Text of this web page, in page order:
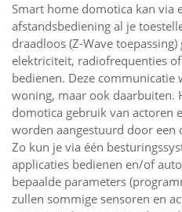
Smart home domotica kan via
afstandsbediening al je
draadloos (Z-Wave
elektriciteit, radiofrequenties
bedienen. Deze
woning, maar ook daarbuiten.
domotica gebruik van actoren
worden aangestuurd door een
Zo kun je via één
applicaties bedienen en/of
bepaalde parameters
zullen sommige sensoren en